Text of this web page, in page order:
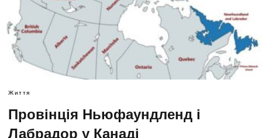
Життя
Провінція Ньюфаундленд і
Лабрадор у Канаді